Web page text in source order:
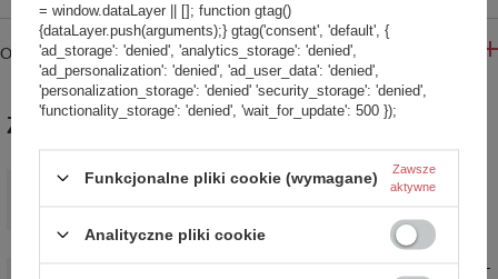
OPINIE
ZABIERZ JESZCZE :)
Nóż do obierania z grawerem Aka Tori ze stali damasceńskiej
219,00 zł / szt.
Nóż uniwersalny z grawerem Aka Tori ze stali damasceńskiej 5" -
= window.dataLayer || []; function gtag()
{dataLayer.push(arguments);} gtag('consent', 'default', {
'ad_storage': 'denied', 'analytics_storage': 'denied',
'ad_personalization': 'denied', 'ad_user_data': 'denied',
'personalization_storage': 'denied' 'security_storage': 'denied',
'functionality_storage': 'denied', 'wait_for_update': 500 });
Funkcjonalne pliki cookie (wymagane)
Zawsze
aktywne
Analityczne pliki cookie